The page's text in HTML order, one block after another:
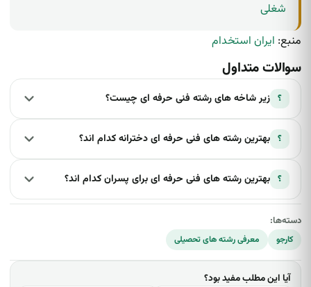
شغلی
منبع: ایران استخدام
سوالات متداول
؟ زیر شاخه های رشته فنی حرفه ای چیست؟
صنعت،خدمات،کشاورزیوهنراست که مجموعاً بیش
از 40 زیررشته متنوع را پوشش می‌دهند.
؟ بهترین رشته های فنی حرفه ای دخترانه کدام اند؟
طراحی گرافیک، معماری داخلی / نقشه کشی معماری،
صنایع غذایی و بهداشت و سلامت، بهترین رشته های
؟ بهترین رشته های فنی حرفه ای برای پسران کدام اند؟
مکانیک خودرو، الکتروتکنیک (برق صنعتی و ساختمان)،
نرم‌افزار و شبکه رایانه‌ای، تأسیسات مکانیکی (سرمایش و
گرمایش) و تراشکاری و ماشین‌ابزار جزو بهترین رشته‌های
فنی حرفه ای برای پسران از نظر بازارکار و آینده شغلی
هستند.
دسته‌ها:
کارجو معرفی رشته های تحصیلی
آیا این مطلب مفید بود؟